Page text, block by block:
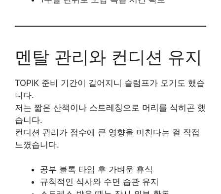
멘탈 관리와 컨디션 유지
TOPIK 준비 기간이 길어지니 슬럼프가 오기도 했습
니다.
저는 짧은 산책이나 스트레칭으로 머리를 식히곤 했
습니다.
컨디션 관리가 점수에 큰 영향을 미친다는 걸 직접
느꼈습니다.
공부 블록 타임 후 가벼운 휴식
규칙적인 식사와 수면 습관 유지